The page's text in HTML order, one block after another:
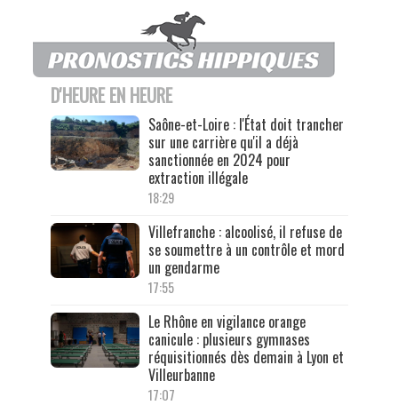
D'HEURE EN HEURE
Saône-et-Loire : l'État doit trancher
sur une carrière qu'il a déjà
sanctionnée en 2024 pour
extraction illégale
18:29
Villefranche : alcoolisé, il refuse de
se soumettre à un contrôle et mord
un gendarme
17:55
Le Rhône en vigilance orange
canicule : plusieurs gymnases
réquisitionnés dès demain à Lyon et
Villeurbanne
17:07